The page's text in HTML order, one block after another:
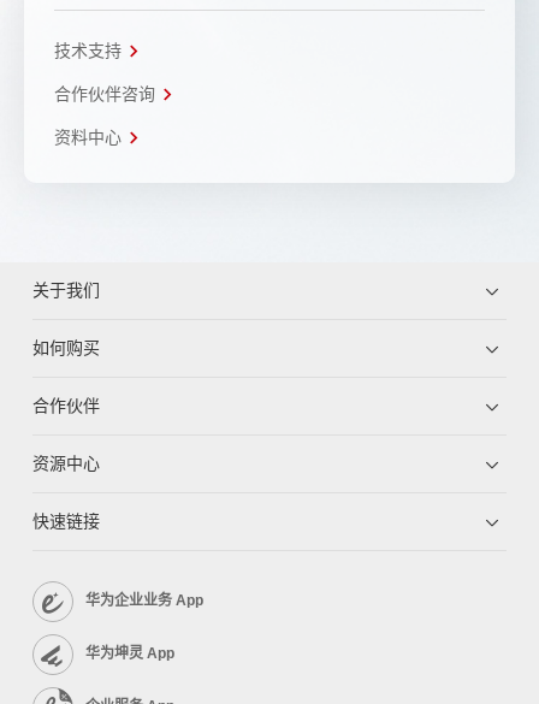
技术支持
合作伙伴咨询
资料中心
关于我们
如何购买
合作伙伴
资源中心
快速链接
华为企业业务 App
华为坤灵 App